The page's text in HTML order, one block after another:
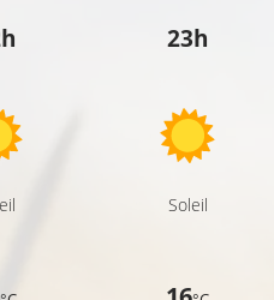
23h
Soleil